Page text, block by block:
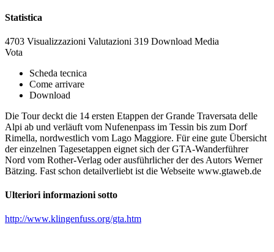
Statistica
4703 Visualizzazioni Valutazioni 319 Download Media
Vota
Scheda tecnica
Come arrivare
Download
Die Tour deckt die 14 ersten Etappen der Grande Traversata delle
Alpi ab und verläuft vom Nufenenpass im Tessin bis zum Dorf
Rimella, nordwestlich vom Lago Maggiore. Für eine gute Übersicht
der einzelnen Tagesetappen eignet sich der GTA-Wanderführer
Nord vom Rother-Verlag oder ausführlicher der des Autors Werner
Bätzing. Fast schon detailverliebt ist die Webseite www.gtaweb.de
Ulteriori informazioni sotto
http://www.klingenfuss.org/gta.htm